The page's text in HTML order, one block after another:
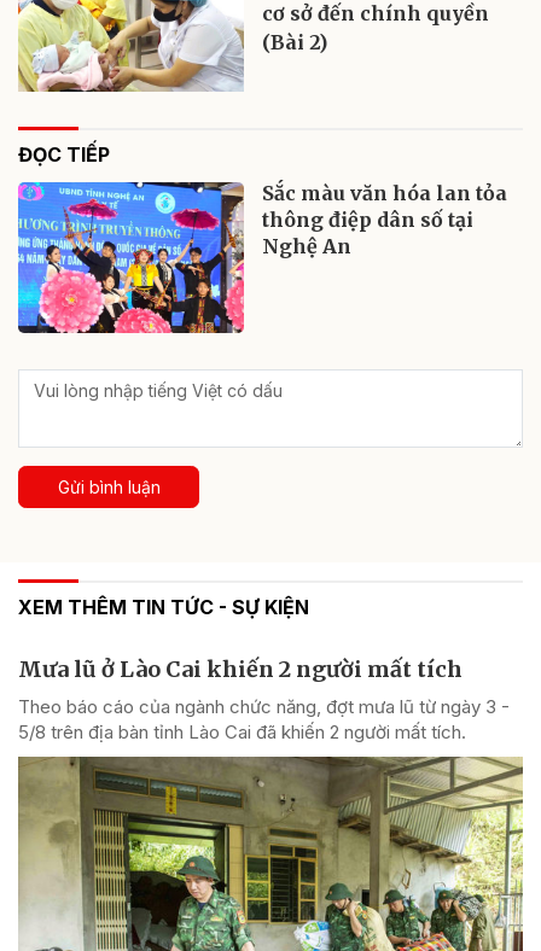
cơ sở đến chính quyền
(Bài 2)
ĐỌC TIẾP
Sắc màu văn hóa lan tỏa
thông điệp dân số tại
Nghệ An
Gửi bình luận
XEM THÊM TIN TỨC - SỰ KIỆN
Mưa lũ ở Lào Cai khiến 2 người mất tích
Theo báo cáo của ngành chức năng, đợt mưa lũ từ ngày 3 -
5/8 trên địa bàn tỉnh Lào Cai đã khiến 2 người mất tích.